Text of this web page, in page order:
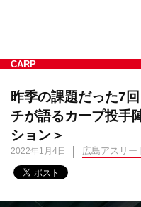
CARP
昨季の課題だった7
チが語るカープ投手
ション＞
2022年1月4日 広島アスリー